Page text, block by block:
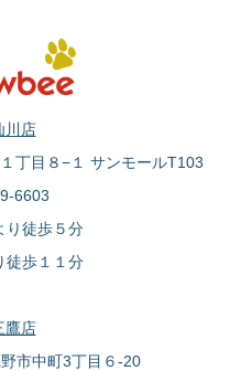
川店
丁目８−１ サンモールT103
6603
徒歩５分
徒歩１１分
鷹店
市中町3丁目６-20